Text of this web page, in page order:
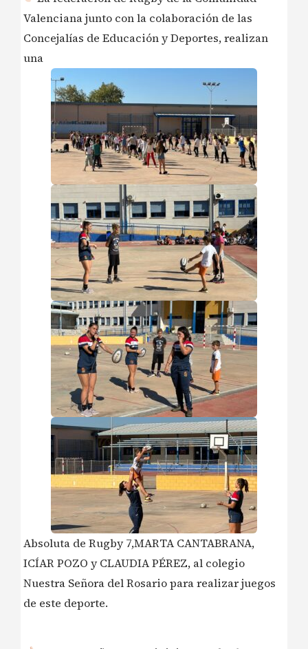
Valenciana junto con la colaboración de las
Concejalías de Educación y Deportes, realizan
una
Absoluta de Rugby 7,MARTA CANTABRANA,
ICÍAR POZO y CLAUDIA PÉREZ, al colegio
Nuestra Señora del Rosario para realizar juegos
de este deporte.